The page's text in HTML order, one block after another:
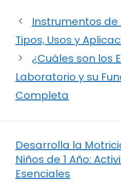
Instrumentos de
Tipos, Usos y
¿Cuáles son los
Laboratorio y su
Completa
Desarrolla la
Niños de 1 Año:
Esenciales